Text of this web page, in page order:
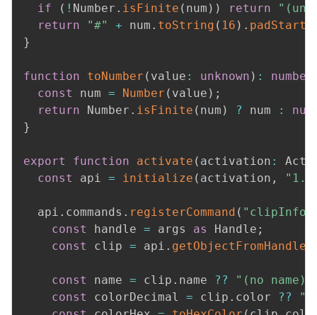
if
( ! Number . isFinite ( num ) ) return
return
"#" + num . toString ( 16 ) . padStart
}
function toNumber ( value : unknown ) :
number
const
num = Number ( value ) ;
return Number . isFinite ( num ) ? num :
}
export function activate ( activation :
const
api = initialize ( activation ,
  api
. commands . registerCommand (
const
handle = args as Handle ;
const
clip = api . getObjectFromHandle
const name = clip . name ?? "(no name)"
const
colorDecimal = clip . color ??